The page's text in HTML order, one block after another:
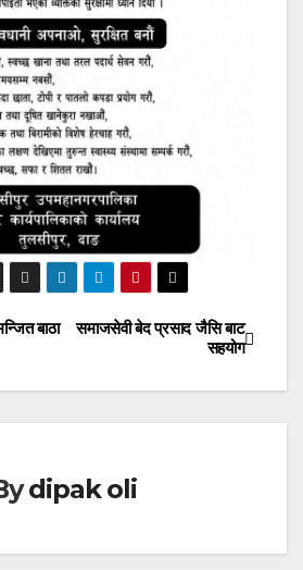
समाजसेवी बेद प्रसाद जैसि बाट
सहयोग
बाठा
dipak oli